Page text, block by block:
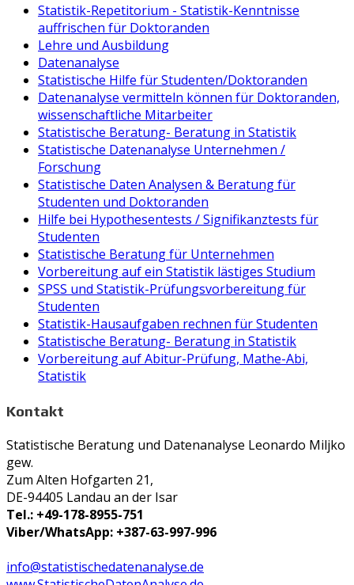
Statistik-Repetitorium - Statistik-Kenntnisse
auffrischen für Doktoranden
Lehre und Ausbildung
Datenanalyse
Statistische Hilfe für Studenten/Doktoranden
Datenanalyse vermitteln können für Doktoranden,
wissenschaftliche Mitarbeiter
Statistische Beratung- Beratung in Statistik
Statistische Datenanalyse Unternehmen /
Forschung
Statistische Daten Analysen & Beratung für
Studenten und Doktoranden
Hilfe bei Hypothesentests / Signifikanztests für
Studenten
Statistische Beratung für Unternehmen
Vorbereitung auf ein Statistik lästiges Studium
SPSS und Statistik-Prüfungsvorbereitung für
Studenten
Statistik-Hausaufgaben rechnen für Studenten
Statistische Beratung- Beratung in Statistik
Vorbereitung auf Abitur-Prüfung, Mathe-Abi,
Statistik
Kontakt
Statistische Beratung und Datenanalyse Leonardo Miljko
gew.
Zum Alten Hofgarten 21,
DE-94405 Landau an der Isar
Tel.: +49-178-8955-751
Viber/WhatsApp: +387-63-997-996
info@statistischedatenanalyse.de